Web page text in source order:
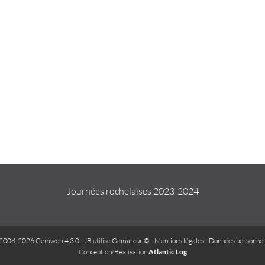
Journées rochelaises 2023-2024
2026 Gemweb 4.3.0- JR utiliseGemarcur © - Mentions légales- Données
Conception/RéalisationAtlantic Log